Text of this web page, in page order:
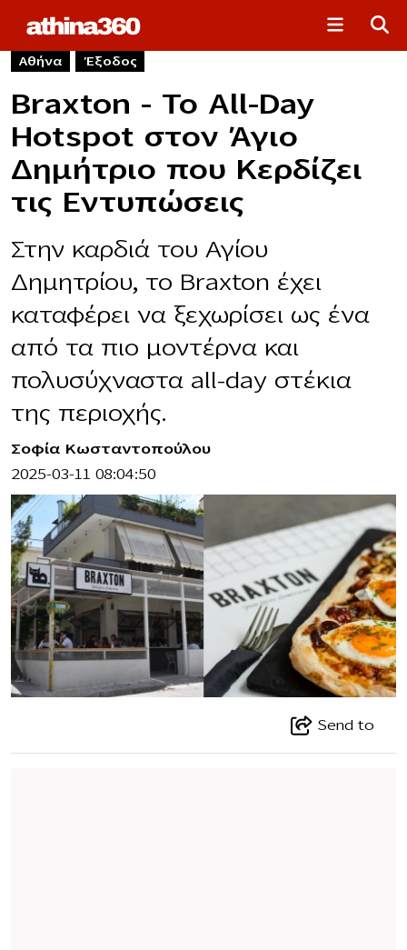
Αθήνα Έξοδος
Braxton – Το All-Day
Hotspot στον Άγιο
Δημήτριο που Κερδίζει
τις Εντυπώσεις
Στην καρδιά του Αγίου
Δημητρίου, το Braxton έχει
καταφέρει να ξεχωρίσει ως ένα
από τα πιο μοντέρνα και
πολυσύχναστα all-day στέκια
της περιοχής.
Σοφία Κωσταντοπούλου
2025-03-11 08:04:50
Send to